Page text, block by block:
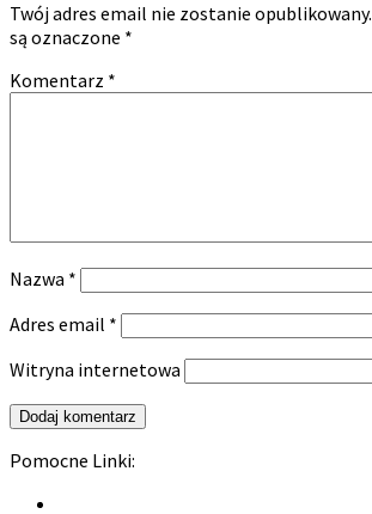
Twój adres email nie zostanie opublikowany.
są oznaczone *
Komentarz *
Nazwa *
Adres email *
Witryna internetowa
Pomocne Linki: